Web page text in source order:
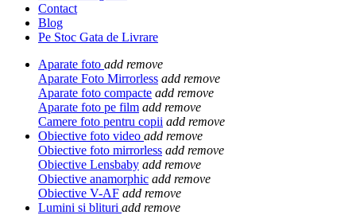
Contact
Blog
Pe Stoc Gata de Livrare
Aparate foto add remove
Aparate Foto Mirrorless add remove
Aparate foto compacte add remove
Aparate foto pe film add remove
Camere foto pentru copii add remove
Obiective foto video add remove
Obiective foto mirrorless add remove
Obiective Lensbaby add remove
Obiective anamorphic add remove
Obiective V-AF add remove
Lumini si blituri add remove